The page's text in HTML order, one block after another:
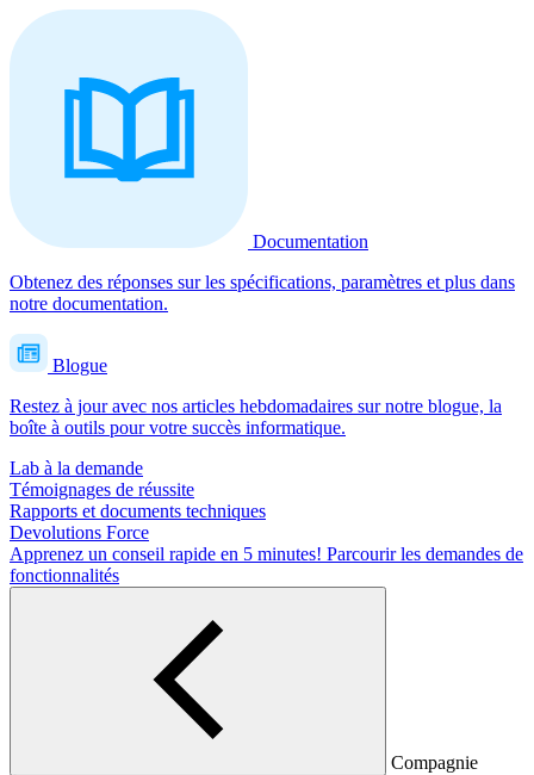
Documentation
Obtenez des réponses sur les spécifications, paramètres et plus dans
notre documentation.
Blogue
Restez à jour avec nos articles hebdomadaires sur notre blogue, la
boîte à outils pour votre succès informatique.
Lab à la demande
Témoignages de réussite
Rapports et documents techniques
Devolutions Force
Apprenez un conseil rapide en 5 minutes! Parcourir les demandes de
fonctionnalités
Compagnie